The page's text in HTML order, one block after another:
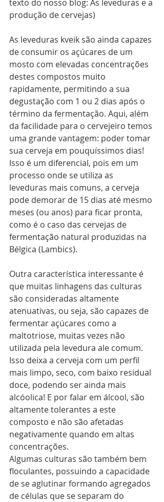
texto do nosso blog: As leveduras e a
produção de cervejas)
As leveduras kveik são ainda capazes
de consumir os açúcares de um
mosto com elevadas concentrações
destes compostos muito
rapidamente, permitindo a sua
degustação com 1 ou 2 dias após o
término da fermentação. Aqui, além
da facilidade para o cervejeiro temos
uma grande vantagem: poder tomar
sua cerveja em pouquíssimos dias!
Isso é um diferencial, pois em um
processo onde se utiliza as
leveduras mais comuns, a cerveja
pode demorar de 15 dias até mesmo
meses (ou anos) para ficar pronta,
como é o caso das cervejas de
fermentação natural produzidas na
Bélgica (Lambics).
Outra característica interessante é
que muitas linhagens das culturas
são consideradas altamente
atenuativas, ou seja, são capazes de
fermentar açúcares como a
maltotriose, muitas vezes não
utilizada pela levedura ale comum.
Isso deixa a cerveja com um perfil
mais limpo, seco, com baixo residual
doce, podendo ser ainda mais
alcóolica! E por falar em álcool, são
altamente tolerantes a este
composto e não são afetadas
negativamente quando em altas
concentrações.
Algumas culturas são também bem
floculantes, possuindo a capacidade
de se aglutinar formando agregados
de células que se separam do